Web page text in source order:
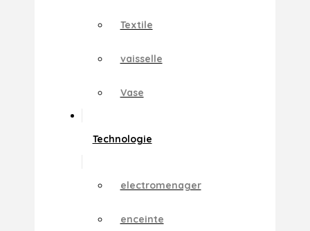
Textile
vaisselle
Vase
Technologie
electromenager
enceinte